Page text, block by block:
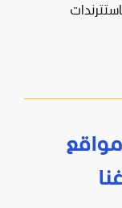
ترندات
مواقع